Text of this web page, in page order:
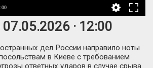
· 12:00
дел России направило ноты
в Киеве с требованием
ответных ударов в случае срыва